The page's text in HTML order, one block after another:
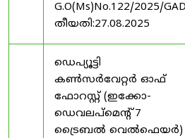
G.O(Ms)No.122/2025/GAD
തീയതി:27.08.2025
ഡെപ്യൂട്ടി
കൺസർവേറ്റർ ഓഫ്
ഫോറസ്റ്റ് (ഇക്കോ-
ഡെവലപ്മെന്റ് 7
ട്രൈബൽ വെൽഫെയർ)